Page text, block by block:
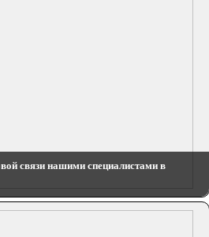
связи нашими специалистами в